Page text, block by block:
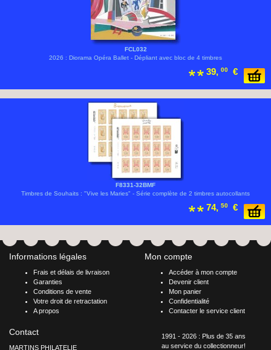
FCL032
2026 : Diorama Opéra Ballet - Dépliant avec bloc de 4 timbres
39, 00 €
F8331-32BMF
Timbres de Souhaits : "Vive les Maries" - Série complète de 2 timbres autocollants
74, 50 €
Informations légales
Frais et délais de livraison
Garanties
Conditions de vente
Votre droit de retractation
A propos
Mon compte
Accéder à mon compte
Devenir client
Mon panier
Confidentialité
Contacter le service client
Contact
MARTINS PHILATELIE
1991 - 2026 : Plus de 35 ans
au service du collectionneur!